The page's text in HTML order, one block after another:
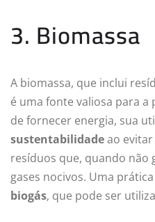
3. Biomassa
A biomassa, que inclui
é uma fonte valiosa para a
de fornecer energia, sua
sustentabilidadeao
resíduos que, quando não
gases nocivos. Uma
biogás, que pode ser